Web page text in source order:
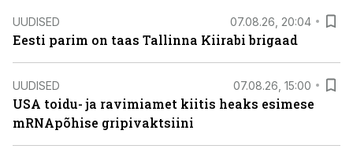
UUDISED 07.08.26, 20:04
Eesti parim on taas Tallinna Kiirabi brigaad
UUDISED 07.08.26, 15:00
USA toidu- ja ravimiamet kiitis heaks esimese
mRNApõhise gripivaktsiini